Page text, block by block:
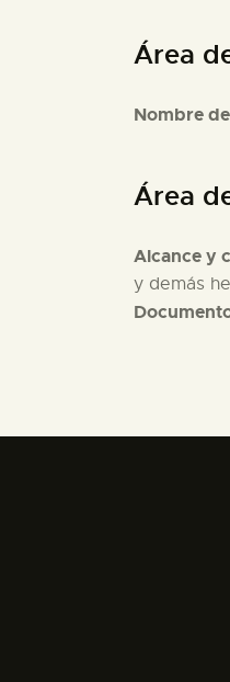
Área
Nombre
Área
Alcance y
y demás